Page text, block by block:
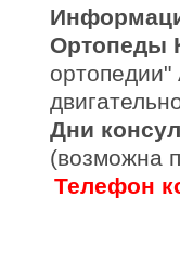
Ортопеды
Дни
(возможна
Телефон